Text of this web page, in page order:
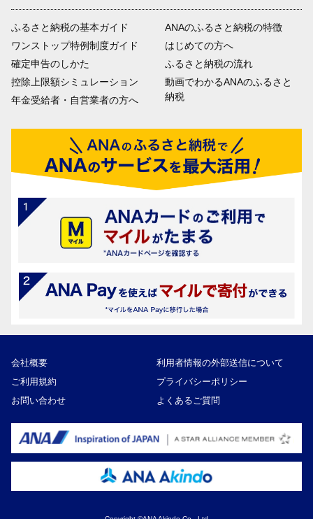
ふるさと納税の基本ガイド
ワンストップ特例制度ガイド
確定申告のしかた
控除上限額シミュレーション
年金受給者・自営業者の方へ
ANAのふるさと納税の特徴
はじめての方へ
ふるさと納税の流れ
動画でわかるANAのふるさと
納税
会社概要
利用者情報の外部送信について
ご利用規約
プライバシーポリシー
お問い合わせ
よくあるご質問